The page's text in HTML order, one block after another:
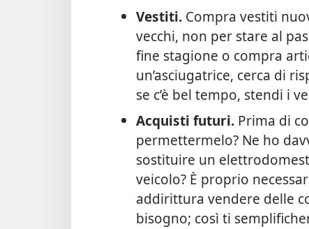
Vestiti.Compra vestiti
vecchi, non per stare al
fine stagione o compra
un’asciugatrice, cerca di
se c’è bel tempo, stendi i
Acquisti futuri.Prima di
permettermelo? Ne ho
sostituire un
veicolo? È proprio
addirittura vendere delle
bisogno; così ti